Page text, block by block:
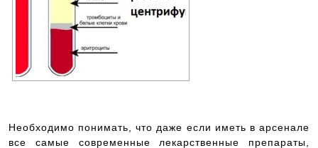
Необходимо понимать, что даже если иметь в арсенале
все самые современные лекарственные препараты,